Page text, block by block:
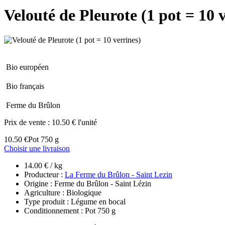
Velouté de Pleurote (1 pot = 10
Bio européen
Bio français
Ferme du Brûlon
Prix de vente : 10.50 € l'unité
10.50 €Pot 750 g
Choisir une livraison
14.00 € / kg
Producteur : La Ferme du Brûlon - Saint Lezin
Origine : Ferme du Brûlon - Saint Lézin
Agriculture : Biologique
Type produit : Légume en bocal
Conditionnement : Pot 750 g